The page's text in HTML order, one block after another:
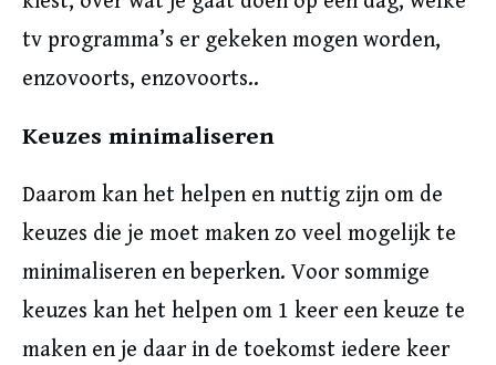
tv programma’s er gekeken mogen worden,
enzovoorts, enzovoorts..
Keuzes minimaliseren
Daarom kan het helpen en nuttig zijn om de
keuzes die je moet maken zo veel mogelijk te
minimaliseren en beperken. Voor sommige
keuzes kan het helpen om 1 keer een keuze te
maken en je daar in de toekomst iedere keer